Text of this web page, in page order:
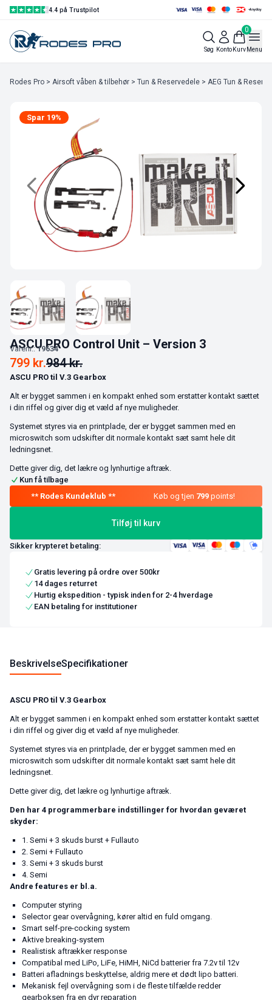
4.4 på Trustpilot
Søg Konto
0
KurvMenu
Rodes Pro > Airsoft våben & tilbehør > Tun & Reservedele > AEG Tun &
Spar 19%
ASCU PRO Control Unit – Version 3
Varenr.:19634
984kr.
799 kr.
ASCU PRO til V.3 Gearbox
Alt er bygget sammen i en kompakt enhed som erstatter kontakt sættet
i din riffel og giver dig et væld af nye muligheder.
Systemet styres via en printplade, der er bygget sammen med en
microswitch som udskifter dit normale kontakt sæt samt hele dit
ledningsnet.
Dette giver dig, det lækre og lynhurtige aftræk.
Kun få tilbage
Køb og tjen 799 points!
Tilføj til kurv
Sikker krypteret betaling:
Gratis levering på ordre over 500kr
14 dages returret
Hurtig ekspedition - typisk inden for 2-4 hverdage
EAN betaling for institutioner
BeskrivelseSpecifikationer
ASCU PRO til V.3 Gearbox
Alt er bygget sammen i en kompakt enhed som erstatter kontakt sættet
i din riffel og giver dig et væld af nye muligheder.
Systemet styres via en printplade, der er bygget sammen med en
microswitch som udskifter dit normale kontakt sæt samt hele dit
ledningsnet.
Dette giver dig, det lækre og lynhurtige aftræk.
Den har 4 programmerbare indstillinger for hvordan geværet
skyder:
1. Semi + 3 skuds burst + Fullauto
2. Semi + Fullauto
3. Semi + 3 skuds burst
4. Semi
Andre features er bl.a.
Computer styring
Selector gear overvågning, kører altid en fuld omgang.
Smart self-pre-cocking system
Aktive breaking-system
Realistisk aftrækker response
Compatibal med LiPo, LiFe, HiMH, NiCd batterier fra 7.2v til 12v
Batteri afladnings beskyttelse, aldrig mere et dødt lipo batteri.
Mekanisk fejl overvågning som i de fleste tilfælde redder
gearboksen fra en dyr reparation